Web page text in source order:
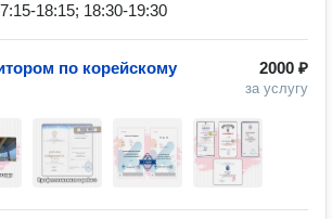
18:15; 18:30-19:30
2000 ₽
за услугу
по корейскому